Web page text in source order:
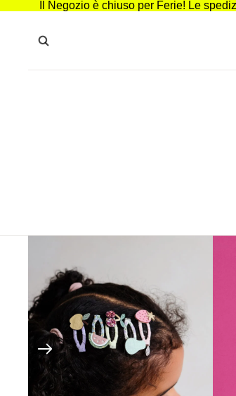
Il Negozio è chiuso per Ferie! Le